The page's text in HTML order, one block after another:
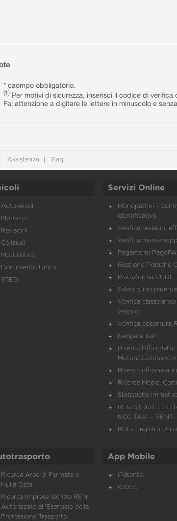
* caompo obbligatorio.
(1) Per motivi di sicurezza, inserisci il codice di verifica
Fai attenzione a digitare le lettere in minuscolo e
Assistenza Faq
Autoveicoli
Motocicli
Revisioni
Collaudi
Modulistica
Documento Unico
STED
Servizi Online
Monopattini -
identificativo
Verifica revisioni
Verifica massa
Pagamenti PagoPA
Gestione Pratiche
Piattaforma CUDE
Saldo punti patente
Verifica classe
veicolo
Verifica copertura
Neopatentati
Ricerca Uffici della
Motorizzazione
Ricerca officine
Ricerca Medici
Statistiche
REGISTRO
NCC TAXI – RENT
RUI - Registro
Ricerca Aree di Fermata e
Nulla Osta
Ricerca Imprese Iscritte REN -
Autorizzate all'Esercizio della
Professione Trasporto
App Mobile
iPatente
iCCISS